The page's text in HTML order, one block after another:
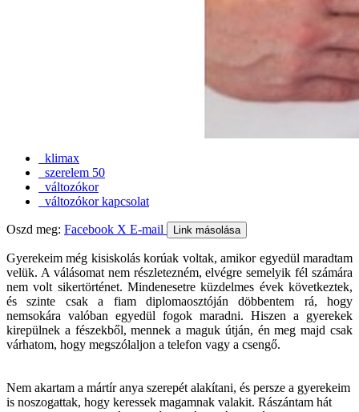
klimax
szerelem 50
változókor
változókor kapcsolat
Oszd meg: Facebook X E-mail Link másolása
Gyerekeim még kisiskolás korúak voltak, amikor egyedül maradtam
velük. A válásomat nem részletezném, elvégre semelyik fél számára
nem volt sikertörténet. Mindenesetre küzdelmes évek következtek,
és szinte csak a fiam diplomaosztóján döbbentem rá, hogy
nemsokára valóban egyedül fogok maradni. Hiszen a gyerekek
kirepülnek a fészekből, mennek a maguk útján, én meg majd csak
várhatom, hogy megszólaljon a telefon vagy a csengő.
Nem akartam a mártír anya szerepét alakítani, és persze a gyerekeim
is noszogattak, hogy keressek magamnak valakit. Rászántam hát